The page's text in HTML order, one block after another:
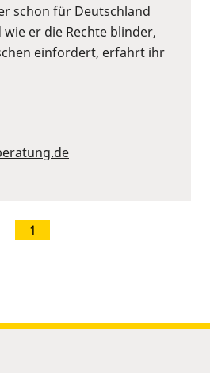
schon für Deutschland
er die Rechte blinder,
einfordert, erfahrt ihr
1